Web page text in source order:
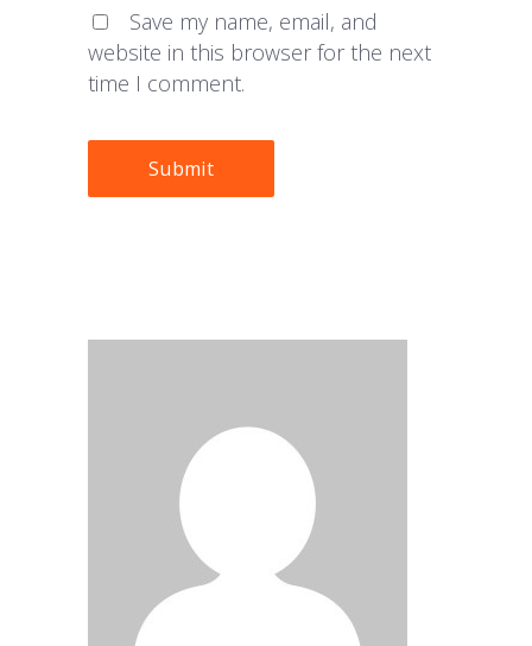
Save my name, email, and
website in this browser for the next
time I comment.
Submit